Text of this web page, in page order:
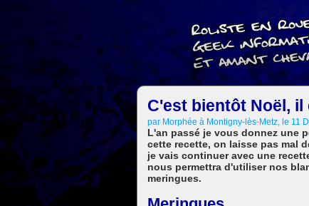
C'est bientôt Noël,
par Morphée à Montigny-lès-Metz, le 11
L'an passé je vous donnez une
cette recette, on laisse pas mal
je vais continuer avec une
nous permettra d'utiliser nos
meringues.